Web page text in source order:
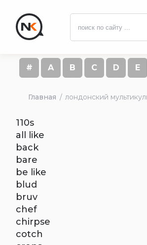
# A B C D E
Главная лондонский
110s
all like
back
bare
be like
blud
bruv
chef
chirpse
cotch